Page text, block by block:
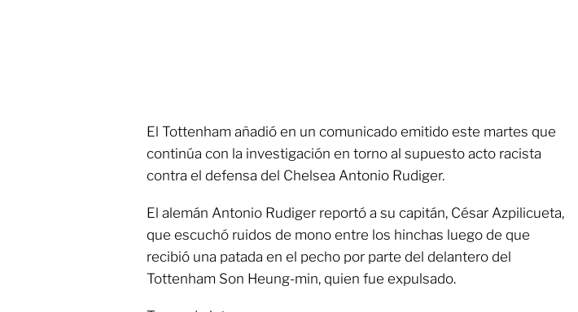
El Tottenham añadió en un comunicado emitido este martes que
continúa con la investigación en torno al supuesto acto racista
contra el defensa del Chelsea Antonio Rudiger.
El alemán Antonio Rudiger reportó a su capitán, César Azpilicueta,
que escuchó ruidos de mono entre los hinchas luego de que
recibió una patada en el pecho por parte del delantero del
Tottenham Son Heung-min, quien fue expulsado.